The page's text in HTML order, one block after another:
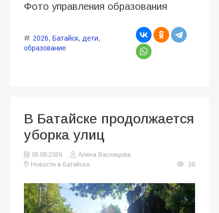
Фото управления образования
2026, Батайск, дети,
образование
В Батайске продолжается
уборка улиц
05.08.2026
Алена Васнецова
Новости в Батайске
30